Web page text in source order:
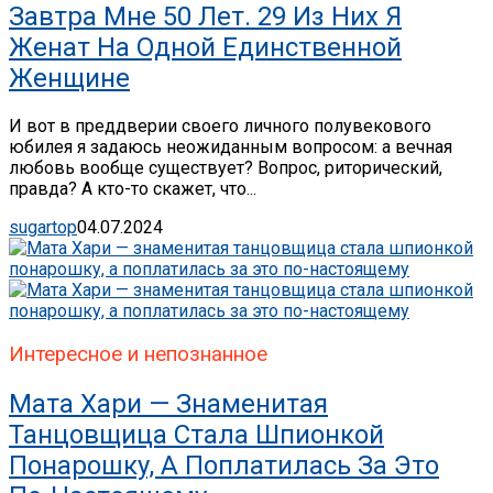
Завтра Мне 50 Лет. 29 Из Них Я
Женат На Одной Единственной
Женщине
И вот в преддверии своего личного полувекового
юбилея я задаюсь неожиданным вопросом: а вечная
любовь вообще существует? Вопрос, риторический,
правда? А кто-то скажет, что...
sugartop04.07.2024
Интересное и непознанное
Мата Хари — Знаменитая
Танцовщица Стала Шпионкой
Понарошку, А Поплатилась За Это